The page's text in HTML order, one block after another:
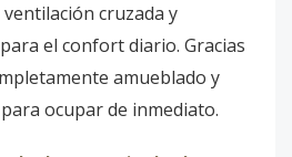
cruzada y
el confort diario. Gracias
amueblado y
ocupar de inmediato.